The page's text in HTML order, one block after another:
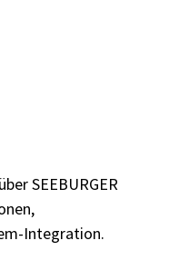
SEEBURGER
Integration.